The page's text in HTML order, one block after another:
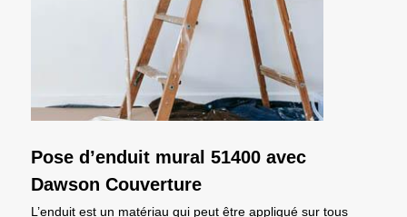
Pose d’enduit mural 51400 avec
Dawson Couverture
L’enduit est un matériau qui peut être appliqué sur tous